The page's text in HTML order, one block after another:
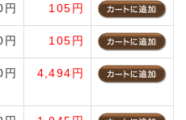
円 105円
円 105円
円 4,494円